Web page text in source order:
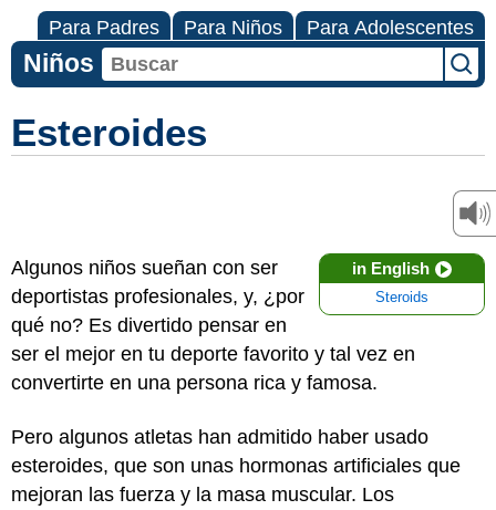
Para Padres Para Niños Para Adolescentes
Niños
Esteroides
in English
Steroids
Algunos niños sueñan con ser
deportistas profesionales, y, ¿por
qué no? Es divertido pensar en
ser el mejor en tu deporte favorito y tal vez en
convertirte en una persona rica y famosa.
Pero algunos atletas han admitido haber usado
esteroides, que son unas hormonas artificiales que
mejoran las fuerza y la masa muscular. Los